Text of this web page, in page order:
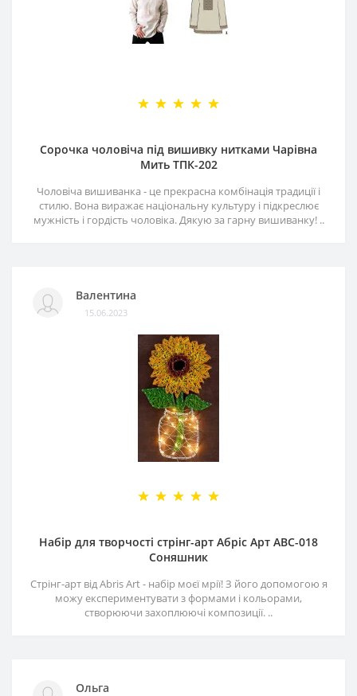
Сорочка чоловіча під вишивку нитками Чарівна
Мить ТПК-202
Чоловіча вишиванка - це прекрасна комбінація традиції і
стилю. Вона виражає національну культуру і підкреслює
мужність і гордість чоловіка. Дякую за гарну вишиванку! ..
Валентина
15.06.2023
Набір для творчості стрінг-арт Абріс Арт АВС-018
Соняшник
Стрінг-арт від Abris Art - набір моєї мрії! З його допомогою я
можу експериментувати з формами і кольорами,
створюючи захоплюючі композиції. ..
Ольга